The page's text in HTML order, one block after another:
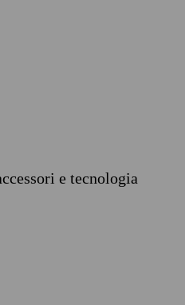
e tecnologia